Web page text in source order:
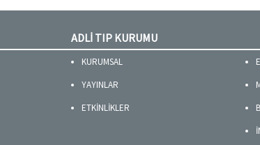
ADLİ TIP KURUMU
KURUMSAL
YAYINLAR
ETKİNLİKLER